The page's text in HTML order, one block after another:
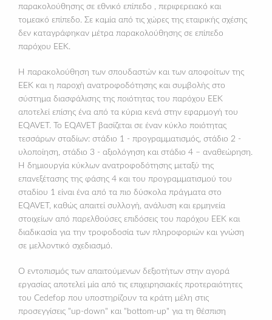
παρακολούθησης σε εθνικό επίπεδο , περιφερειακό και
τομεακό επίπεδο. Σε καμία από τις χώρες της εταιρικής σχέσης
δεν καταγράφηκαν μέτρα παρακολούθησης σε επίπεδο
παρόχου ΕΕΚ.
Η παρακολούθηση των σπουδαστών και των αποφοίτων της
ΕΕΚ και η παροχή ανατροφοδότησης και συμβολής στο
σύστημα διασφάλισης της ποιότητας του παρόχου ΕΕΚ
αποτελεί επίσης ένα από τα κύρια κενά στην εφαρμογή του
EQAVET. Το EQAVET βασίζεται σε έναν κύκλο ποιότητας
τεσσάρων σταδίων: στάδιο 1 - προγραμματισμός, στάδιο 2 -
υλοποίηση, στάδιο 3 - αξιολόγηση και στάδιο 4 – αναθεώρηση.
Η δημιουργία κύκλων ανατροφοδότησης μεταξύ της
επανεξέτασης της φάσης 4 και του προγραμματισμού του
σταδίου 1 είναι ένα από τα πιο δύσκολα πράγματα στο
EQAVET, καθώς απαιτεί συλλογή, ανάλυση και ερμηνεία
στοιχείων από παρελθούσες επιδόσεις του παρόχου ΕΕΚ και
διαδικασία για την τροφοδοσία των πληροφοριών και γνώση
σε μελλοντικό σχεδιασμό.
Ο εντοπισμός των απαιτούμενων δεξιοτήτων στην αγορά
εργασίας αποτελεί μία από τις επιχειρησιακές προτεραιότητες
του Cedefop που υποστηρίζουν τα κράτη μέλη στις
προσεγγίσεις "up-down" και "bottom-up" για τη θέσπιση